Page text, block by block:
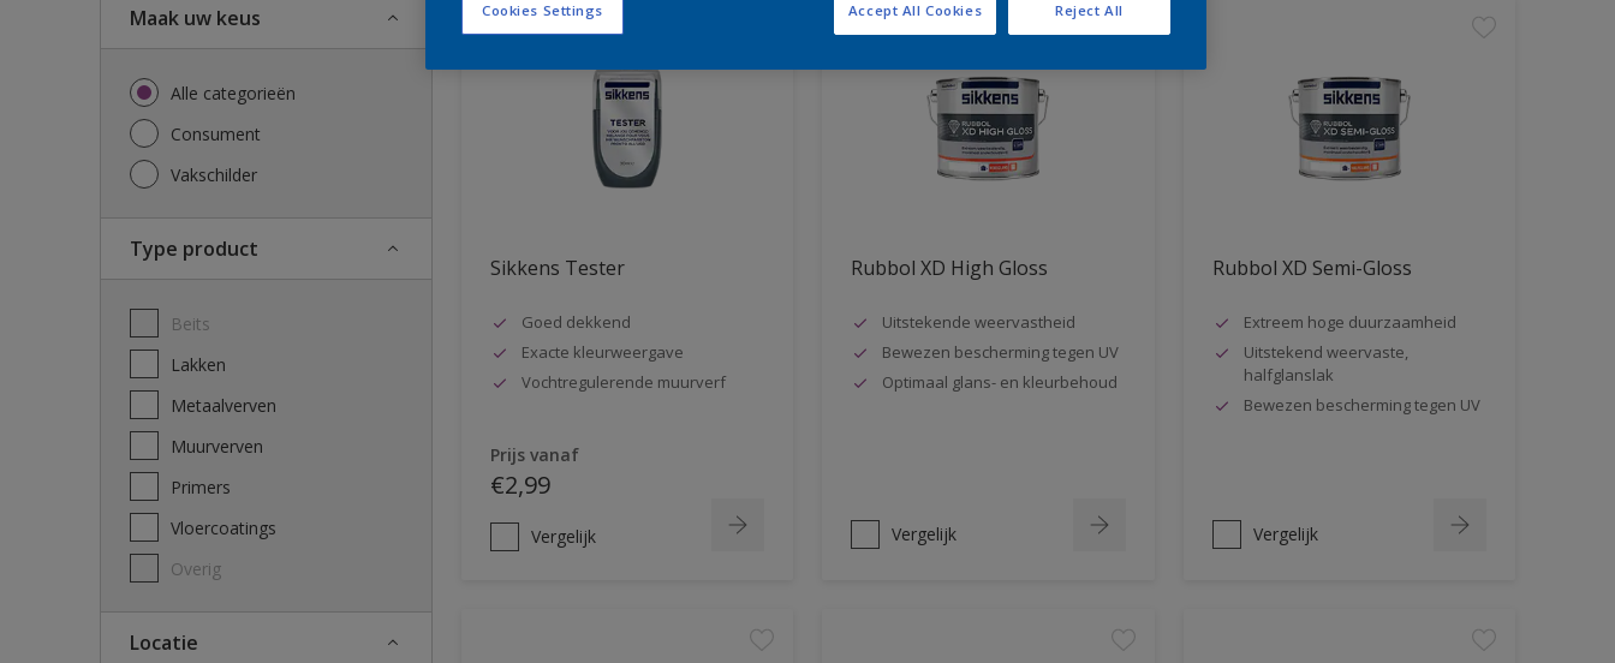
Maak uw keus
Alle categorieën
Consument
Vakschilder
Type product
Beits
Lakken
Metaalverven
Muurverven
Primers
Vloercoatings
Overig
Locatie
Sikkens Tester
Goed dekkend
Exacte kleurweergave
Vochtregulerende muurverf
Prijs vanaf
€2,99
Vergelijk
Rubbol XD High Gloss
Uitstekende weervastheid
Bewezen bescherming tegen UV
Optimaal glans- en kleurbehoud
Vergelijk
Rubbol XD Semi-Gloss
Extreem hoge duurzaamheid
Uitstekend weervaste,
halfglanslak
Bewezen bescherming tegen UV
Vergelijk
Cookies Settings Reject All
Accept All Cookies